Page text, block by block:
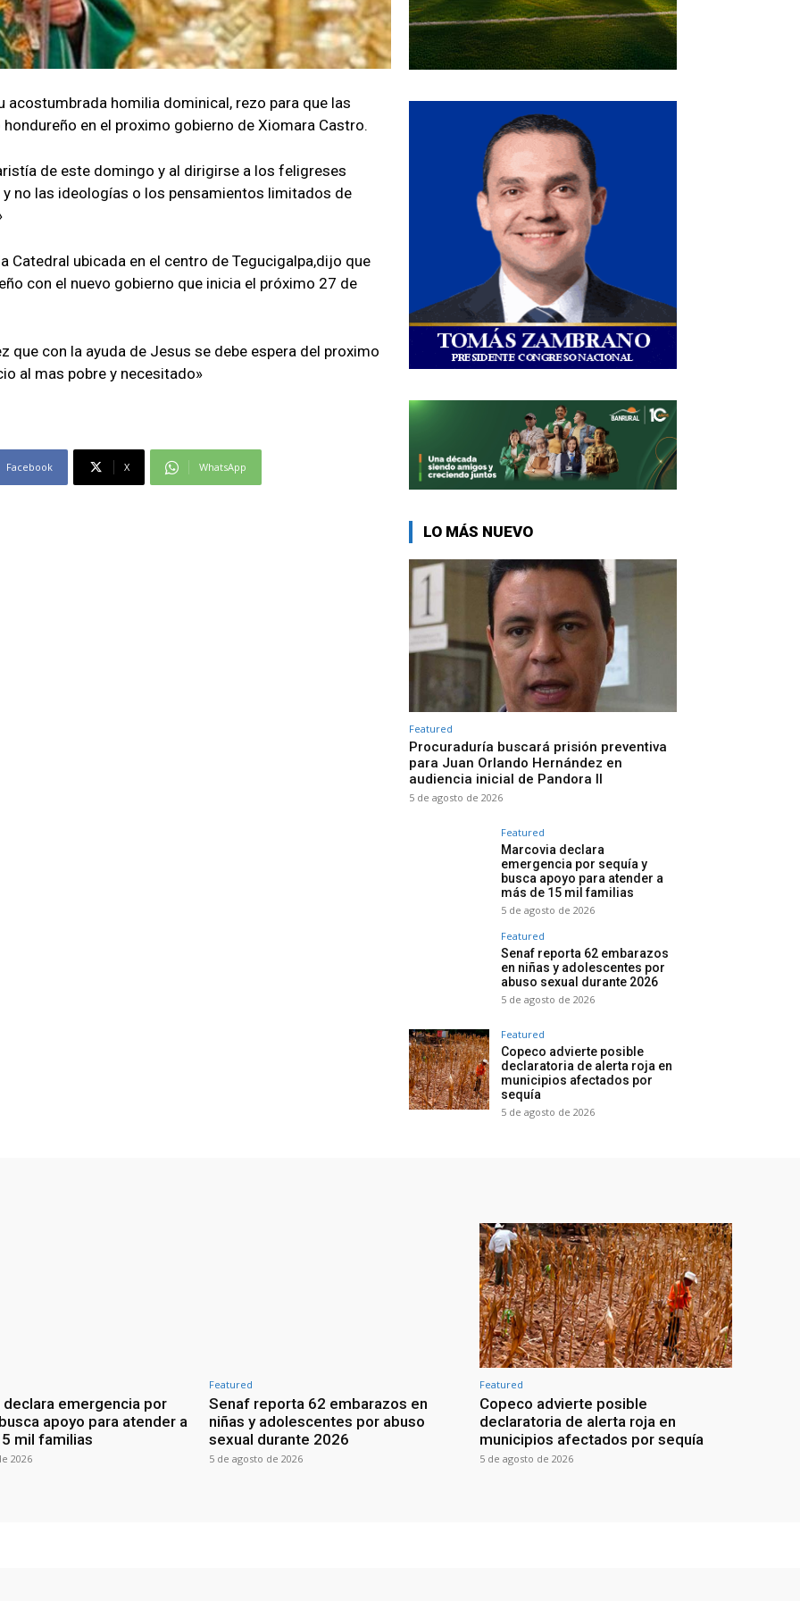
acostumbrada homilia dominical, rezo para que las
en el proximo gobierno de Xiomara Castro.
de este domingo y al dirigirse a los feligreses
no las ideologías o los pensamientos limitados de
Catedral ubicada en el centro de Tegucigalpa,dijo que
con el nuevo gobierno que inicia el próximo 27 de
que con la ayuda de Jesus se debe espera del proximo
al mas pobre y necesitado»
Facebook X WhatsApp
LO MÁS NUEVO
Featured
Procuraduría buscará prisión preventiva
para Juan Orlando Hernández en
audiencia inicial de Pandora II
5 de agosto de 2026
Featured
Marcovia declara
emergencia por sequía y
busca apoyo para atender a
más de 15 mil familias
5 de agosto de 2026
Featured
Senaf reporta 62 embarazos
en niñas y adolescentes por
abuso sexual durante 2026
5 de agosto de 2026
Featured
Copeco advierte posible
declaratoria de alerta roja en
municipios afectados por
sequía
5 de agosto de 2026
declara emergencia por
apoyo para atender a
mil familias
2026
Featured
Senaf reporta 62 embarazos en
niñas y adolescentes por abuso
sexual durante 2026
5 de agosto de 2026
Featured
Copeco advierte posible
declaratoria de alerta roja en
municipios afectados por sequía
5 de agosto de 2026